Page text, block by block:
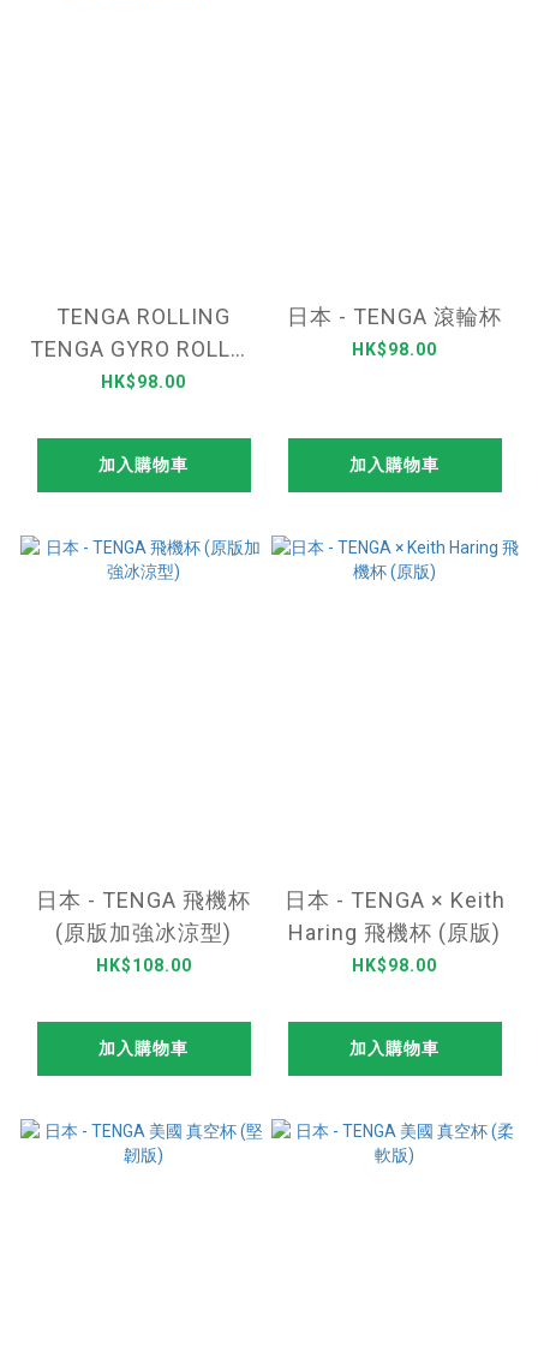
TENGA ROLLING
TENGA GYRO ROLLER
CUP SOFT
HK$98.00
加入購物車
日本 - TENGA 滾輪杯
HK$98.00
加入購物車
日本 - TENGA 飛機杯
(原版加強冰涼型)
HK$108.00
加入購物車
日本 - TENGA × Keith
Haring 飛機杯 (原版)
HK$98.00
加入購物車